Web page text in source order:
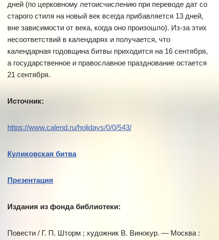
дней (по церковному летоисчислению при переводе дат со
старого стиля на новый век всегда прибавляется 13 дней,
вне зависимости от века, когда оно произошло). Из-за этих
несоответствий в календарях и получается, что
календарная годовщина битвы приходится на 16 сентября,
а государственное и православное празднование остается
21 сентября.
Источник:
https://www.calend.ru/holidays/0/0/543/
Куликовская битва
Презентация
Издания из фонда библиотеки:
Повести / Г. П. Шторм ; художник В. Винокур. — Москва :